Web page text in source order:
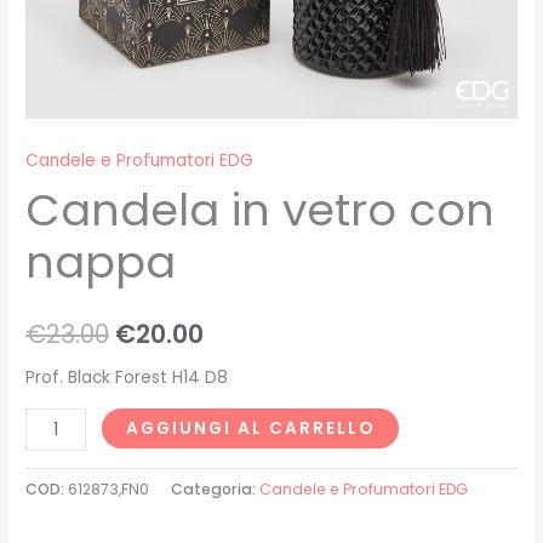
Candele e Profumatori EDG
Candela in vetro con
nappa
€23.00 €20.00
Prof. Black Forest H14 D8
AGGIUNGI AL CARRELLO
COD: 612873,FN0 Categoria: Candele e Profumatori EDG